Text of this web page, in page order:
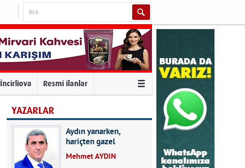
İncirliova Resmi ilanlar
YAZARLAR
Aydın yanarken,
hariçten gazel
okuyarak kalpleri de
Mehmet AYDIN